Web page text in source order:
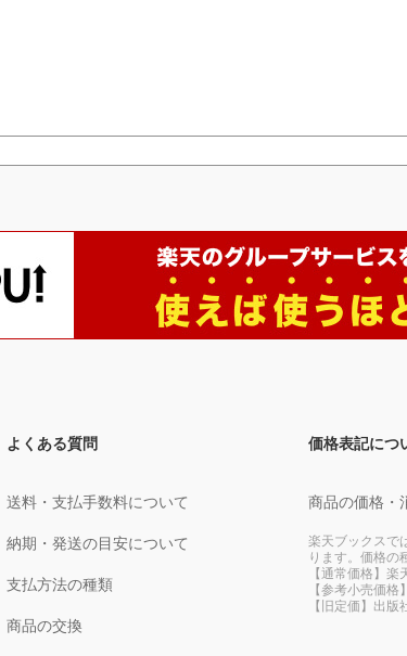
よくある質問
送料・支払手数料について
納期・発送の目安について
支払方法の種類
商品の交換
価格表記につ
商品の価格・
楽天ブックスで
ります。価格の
【通常価格】楽
【参考小売価格
【旧定価】出版